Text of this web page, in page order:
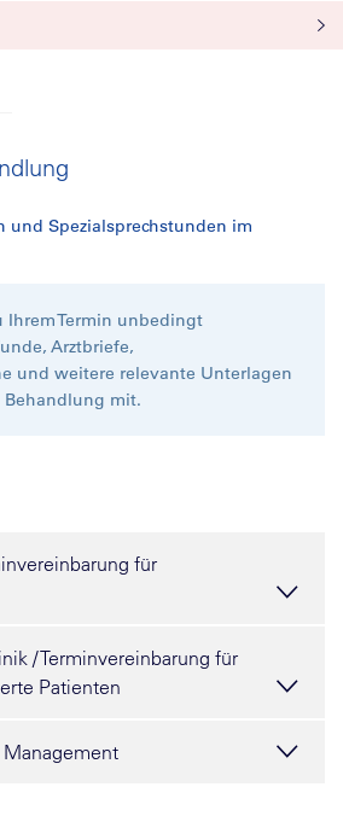
und Spezialsprechstunden im
Ihrem Termin unbedingt
Arztbriefe,
und weitere relevante Unterlagen
mit.
für
/ Terminvereinbarung für
Patienten